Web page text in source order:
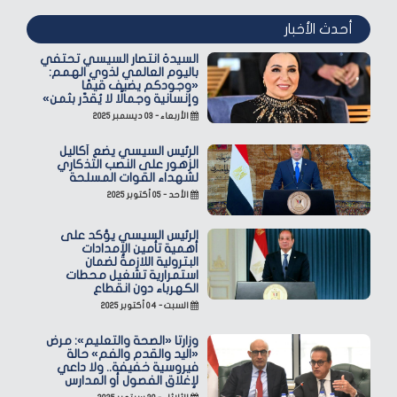
أحدث الأخبار
السيدة انتصار السيسي تحتفي
باليوم العالمي لذوي الهمم:
«وجودكم يضيف قيمًا
وإنسانية وجمالًا لا يُقدّر بثمن»
الأربعاء - ٠٣ ديسمبر ٢٠٢٥
الرئيس السيسي يضع أكاليل
الزهور على النصب التذكاري
لشهداء القوات المسلحة
الأحد - ٠٥ أكتوبر ٢٠٢٥
الرئيس السيسي يؤكد على
أهمية تأمين الإمدادات
البترولية اللازمة لضمان
استمرارية تشغيل محطات
الكهرباء دون انقطاع
السبت - ٠٤ أكتوبر ٢٠٢٥
وزارتا «الصحة والتعليم»: مرض
«اليد والقدم والفم» حالة
فيروسية خفيفة.. ولا داعي
لإغلاق الفصول أو المدارس